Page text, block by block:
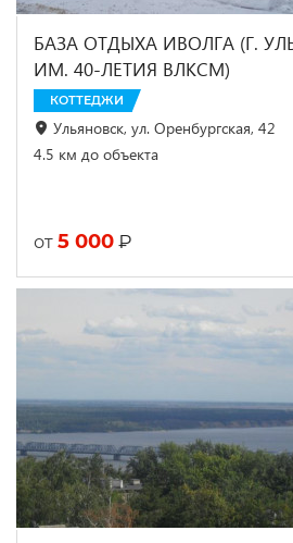
БАЗА ОТДЫХА ИВОЛГА (Г.
ИМ. 40-ЛЕТИЯ ВЛКСМ)
КОТТЕДЖИ
Ульяновск, ул. Оренбургская, 42
4.5 км до объекта
от 5 000 ₽